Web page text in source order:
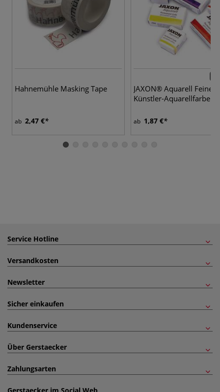
Hahnemühle Masking Tape
ab 2,47 €
JAXON® Aquarell Feine
Künstler-Aquarellfarben
ab 1,87 €
Service Hotline
Versandkosten
Newsletter
Sicher einkaufen
Kundenservice
Über Gerstaecker
Zahlungsarten